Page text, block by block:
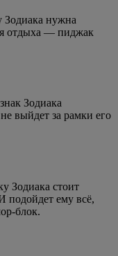
Зодиака нужна
отдыха — пиджак
Зодиака
выйдет за рамки его
Зодиака стоит
подойдет ему всё,
блок.